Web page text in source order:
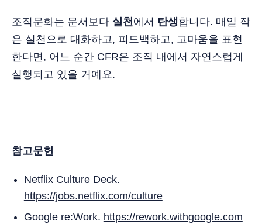
조직문화는 문서보다 실천에서 탄생합니다. 매일 작
은 실천으로 대화하고, 피드백하고, 고마움을 표현
한다면, 어느 순간 CFR은 조직 내에서 자연스럽게
실행되고 있을 거예요.
참고문헌
Netflix Culture Deck.
https://jobs.netflix.com/culture
Google re:Work. https://rework.withgoogle.com